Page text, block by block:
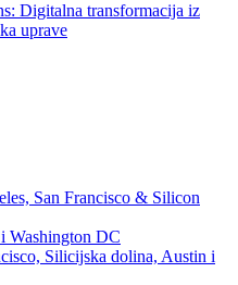
Digitalna transformacija iz
uprave
San Francisco & Silicon
Washington DC
Silicijska dolina, Austin i